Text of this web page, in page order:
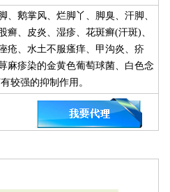
、鹅掌风、烂脚丫、脚臭、汗脚、
癣、皮炎、湿疹、花斑癣(汗斑)、
疮、水土不服瘙痒、甲沟炎、疥
麻疹染的金黄色葡萄球菌、白色念
较强的抑制作用。